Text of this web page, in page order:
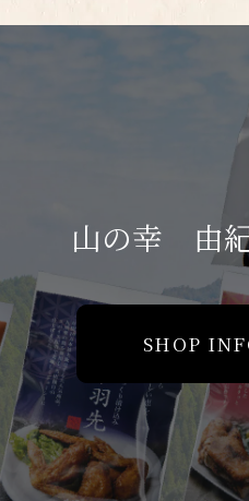
山の幸 由
SHOP